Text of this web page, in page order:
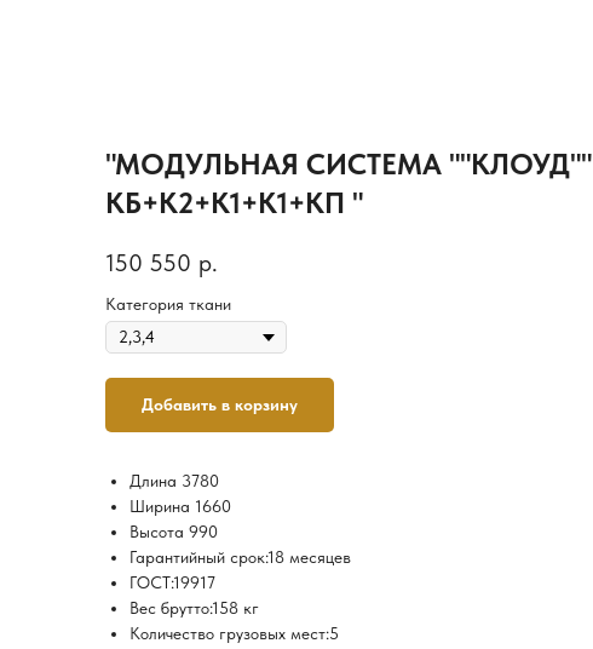
"МОДУЛЬНАЯ СИСТЕМА ""КЛОУД""
КБ+К2+К1+К1+КП "
150 550 р.
Категория ткани
Добавить в корзину
Длина 3780
Ширина 1660
Высота 990
Гарантийный срок:18 месяцев
ГОСТ:19917
Вес брутто:158 кг
Количество грузовых мест:5